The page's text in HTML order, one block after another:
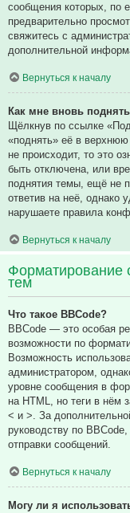
сообщения которых, по
предварительно
свяжитесь с
дополнительной
Вернуться к началу
Как мне вновь
Щёлкнув по ссылке
«поднять» её в
не происходит, то это
быть отключена, или
поднятия темы, ещё не
ответив на неё, однако
нарушаете правила
Вернуться к началу
Форматирование
тем
Что такое BBCode?
BBCode — это особая
возможности по
Возможность
администратором,
уровне сообщения в
на HTML, но теги в нём
< и >. За
руководству по
отправки сообщений.
Вернуться к началу
Могу ли я